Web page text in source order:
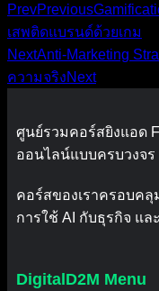
PrevPrevious
เสพติดแบรนด์ด้วยเกม
NextAnti-Marketing
ความจริงNext
ศูนย์รวมคอร์สยิงแอด
ออนไลน์แบบครบวงจ
คอร์สของเราครอบคลุ
การใช้ AI กับธุรกิจ แ
DigitalD2M Menu